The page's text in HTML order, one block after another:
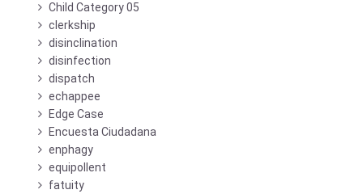
Child Category 05
clerkship
disinclination
disinfection
dispatch
echappee
Edge Case
Encuesta Ciudadana
enphagy
equipollent
fatuity